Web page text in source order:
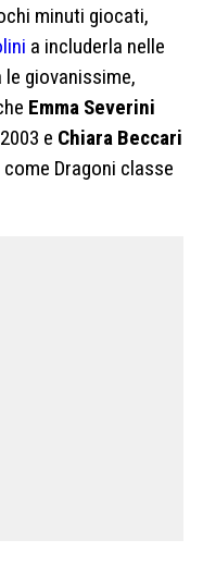
minuti giocati,
a includerla nelle
le giovanissime,
Emma Severini
e Chiara Beccari
Dragoni classe